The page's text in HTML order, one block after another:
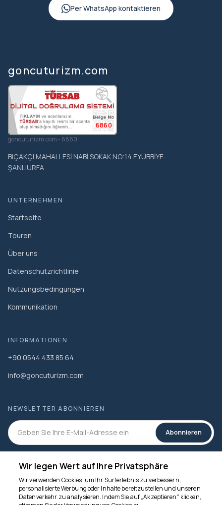
Per WhatsApp kontaktieren
goncuturizm.com
6860
goncuturizm.com - 6860
BIÇAKÇI MAHALLESİ NABİ SOKAK NO:14 EYÜBBİYE-
ŞANLIURFA
UNTERNEHMEN
Startseite
Touren
Über uns
Datenschutzrichtlinie
Nutzungsbedingungen
Kommunikation
INFORMATIONEN
+90 0544 433 85 64
info@goncuturizm.com
NEWSLETTER ABONNIEREN
Abonnieren
SOZIALEN MEDIEN
Wir legen Wert auf Ihre Privatsphäre
Wir verwenden Cookies, um Ihr Surferlebnis zu verbessern,
personalisierte Werbung oder Inhalte bereitzustellen und unseren
Datenverkehr zu analysieren. Indem Sie auf „Akzeptieren“ klicken,